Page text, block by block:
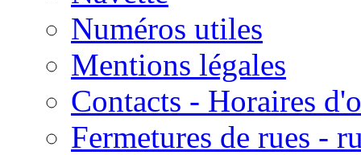
Numéros utiles
Mentions légales
Contacts - Horaires
Fermetures de rues -